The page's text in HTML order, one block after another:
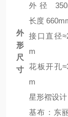
外
形
尺
寸
外径
长度
接口直径
m
花板开孔
m
星形褶设计
基布：东